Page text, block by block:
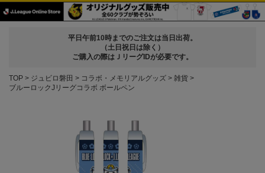
平日午前10時までのご注文は当日出荷。
（土日祝日は除く）
ご購入の際はＪリーグIDが必要です。
TOP ジュビロ磐田 コラボ・メモリアルグッズ
雑貨
ブルーロックJリーグコラボ ボールペン